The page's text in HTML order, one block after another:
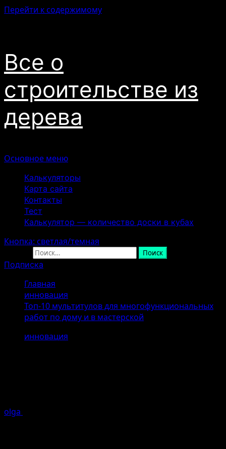
Перейти к содержимому
Все о
строительстве из
дерева
Основное меню
Калькуляторы
Карта сайта
Контакты
Тест
Калькулятор — количество доски в кубах
Кнопка: светлая/темная
Подписка
Главная
инновация
Топ-10 мультитулов для многофункциональных
работ по дому и в мастерской
инновация
olga